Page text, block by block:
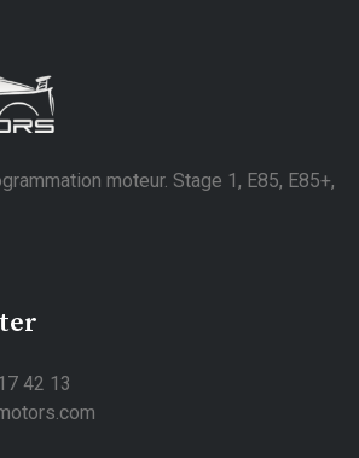
moteur. Stage 1, E85, E85+,
42 13